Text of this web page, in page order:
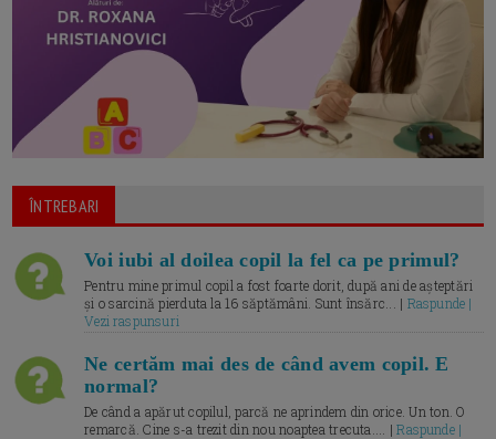
ÎNTREBARI
Voi iubi al doilea copil la fel ca pe primul?
Pentru mine primul copil a fost foarte dorit, după ani de așteptări
și o sarcină pierduta la 16 săptămâni. Sunt însărc... | Raspunde |
Vezi raspunsuri
Ne certăm mai des de când avem copil. E
normal?
De când a apărut copilul, parcă ne aprindem din orice. Un ton. O
remarcă. Cine s-a trezit din nou noaptea trecuta.... |Raspunde |